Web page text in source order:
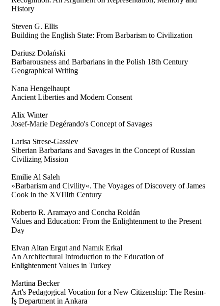
History
Steven G. Ellis
Building the English State: From Barbarism to Civilization
Dariusz Dolański
Barbarousness and Barbarians in the Polish 18th Century
Geographical Writing
Nana Hengelhaupt
Ancient Liberties and Modern Consent
Alix Winter
Josef-Marie Degérando's Concept of Savages
Larisa Strese-Gassiev
Siberian Barbarians and Savages in the Concept of Russian
Civilizing Mission
Emilie Al Saleh
»Barbarism and Civility«. The Voyages of Discovery of James
Cook in the XVIIIth Century
Roberto R. Aramayo and Concha Roldán
Values and Education: From the Enlightenment to the Present
Day
Elvan Altan Ergut and Namık Erkal
An Architectural Introduction to the Education of
Enlightenment Values in Turkey
Martina Becker
Art's Pedagogical Vocation for a New Citizenship: The Resim-
İş Department in Ankara